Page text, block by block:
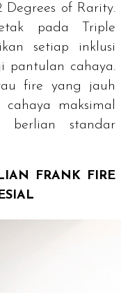
Degrees of Rarity.
pada
Triple
setiap inklusi
pantulan cahaya.
fire yang jauh
maksimal
standar
FRANK FIRE